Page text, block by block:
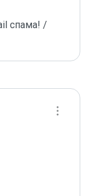
спама! /